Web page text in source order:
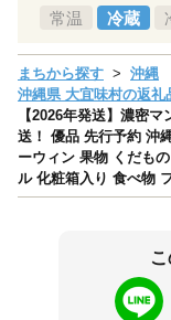
常温 冷蔵
まちから探す 沖縄
沖縄県 大宜味村の返礼
【2026年発送】濃密
送！ 優品 先行予約 沖
ーウィン 果物 くだも
ル 化粧箱入り 食べ物